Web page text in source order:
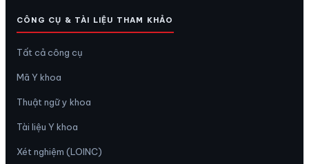
CÔNG CỤ & TÀI LIỆU THAM KHẢO
Tất cả công cụ
Mã Y khoa
Thuật ngữ y khoa
Tài liệu Y khoa
Xét nghiệm (LOINC)